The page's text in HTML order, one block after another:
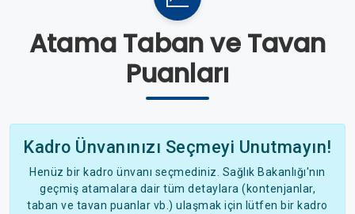
Atama Taban ve Tavan
Puanları
Kadro Ünvanınızı Seçmeyi Unutmayın!
Henüz bir kadro ünvanı seçmediniz. Sağlık Bakanlığı'nın
geçmiş atamalara dair tüm detaylara (kontenjanlar,
taban ve tavan puanlar vb.) ulaşmak için lütfen bir kadro